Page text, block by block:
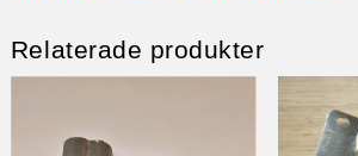
Relaterade produkter